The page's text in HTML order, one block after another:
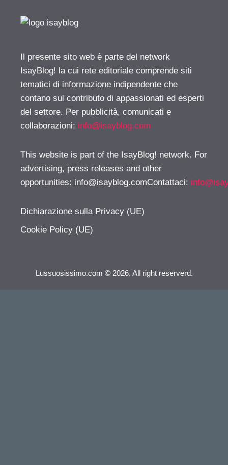
Il presente sito web è parte del network
IsayBlog! la cui rete editoriale comprende siti
tematici di informazione indipendente che
contano sul contributo di appassionati ed esperti
del settore. Per pubblicità, comunicati e
collaborazioni: info@isayblog.com
This website is part of the IsayBlog! network. For
advertising, press releases and other
opportunities: info@isayblog.comContattaci:
Dichiarazione sulla Privacy (UE)
Cookie Policy (UE)
Lussuosissimo.com © 2026. All right reserverd.